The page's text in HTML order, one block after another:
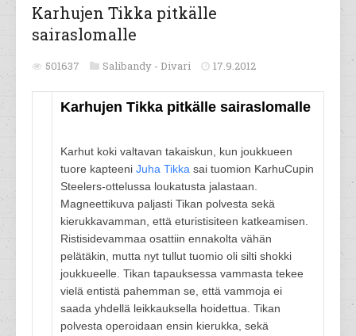
Karhujen Tikka pitkälle
sairaslomalle
501637 Salibandy - Divari 17.9.2012
Karhujen Tikka pitkälle sairaslomalle
Karhut koki valtavan takaiskun, kun joukkueen
tuore kapteeni Juha Tikka sai tuomion KarhuCupin
Steelers-ottelussa loukatusta jalastaan.
Magneettikuva paljasti Tikan polvesta sekä
kierukkavamman, että eturistisiteen katkeamisen.
Ristisidevammaa osattiin ennakolta vähän
pelätäkin, mutta nyt tullut tuomio oli silti shokki
joukkueelle. Tikan tapauksessa vammasta tekee
vielä entistä pahemman se, että vammoja ei
saada yhdellä leikkauksella hoidettua. Tikan
polvesta operoidaan ensin kierukka, sekä